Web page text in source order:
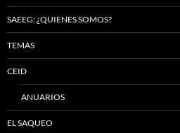
SAEEG: ¿QUIENES SOMOS?
TEMAS
CEID
ANUARIOS
EL SAQUEO